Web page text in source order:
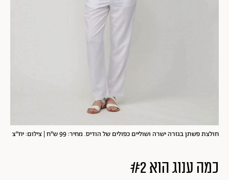
חולצת פשתן בגזרה ישרה ושוליים כפולים של הודיס. מחיר: 99 ש"ח | צילום: יח"צ
כמה ענוג הוא #2